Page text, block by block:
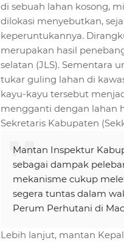
di sebuah lahan kosong,
dilokasi menyebutkan,
keperuntukannya.
merupakan hasil
selatan (JLS). Sementara
tukar guling lahan di
kayu-kayu tersebut
mengganti dengan lahan
Sekretaris Kabupaten
Mantan Inspektur
sebagai dampak
mekanisme cukup
segera tuntas dalam
Perum Perhutani di
Lebih lanjut, mantan